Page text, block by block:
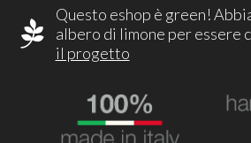
Questo eshop è green!
albero di limone per essere
il progetto